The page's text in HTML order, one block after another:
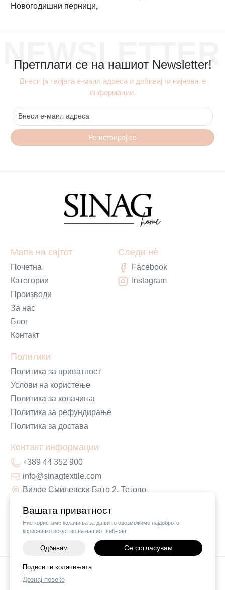
Вашата приватност
Ние користиме колачиња за да ви го овозможиме најдоброто
корисничко искуство на нашиот веб-сајт
Одбивам Се согласувам
Подеси ги колачињата
Дознај повеќе
Новогодишни перници,
NEWSLETTER
Претплати се на нашиот Newsletter!
Внеси ја твојата е-маил адреса и добивај ги најновите
информации.
Регистрирај се
Мапа на сајтот
Почетна
Категории
Производи
За нас
Блог
Контакт
Политики
Политика за приватност
Услови на користење
Политика за колачиња
Политика за рефундирање
Политика за достава
Контакт информации
+389 44 352 900
info@sinagtextile.com
Видое Смилевски Бато 2, Тетово
Следи нè
Facebook
Instagram
©2026Vendor x
Поставки за колачиња